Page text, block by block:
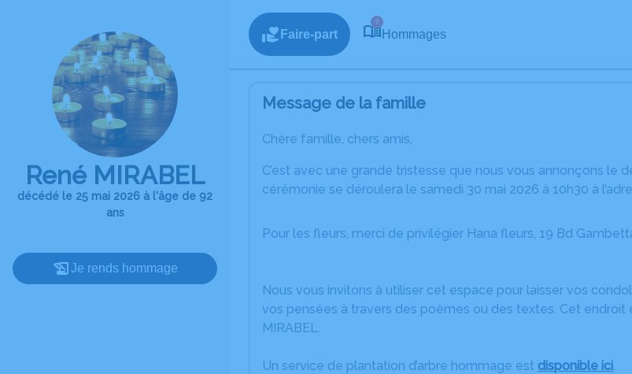
René MIRABEL
décédé le 25 mai 2026 à l'âge de 92
ans
Je rends hommage
Faire-part
5
Hommages
Message de la famille
Chère famille, chers amis,
C’est avec une grande tristesse que nous vous annonçons le
cérémonie se déroulera le samedi 30 mai 2026 à 10h30 à
Pour les fleurs, merci de privilégier Hana fleurs, 19 Bd
Nous vous invitons à utiliser cet espace pour laisser vos
vos pensées à travers des poèmes ou des textes. Cet
MIRABEL.
Un service de plantation d’arbre hommage est disponible ici.